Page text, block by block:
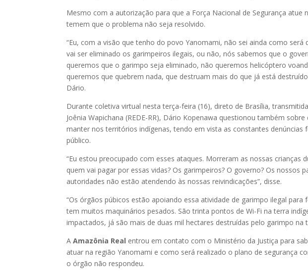
Mesmo com a autorização para que a Força Nacional de Segurança atue
temem que o problema não seja resolvido.
“Eu, com a visão que tenho do povo Yanomami, não sei ainda como será
vai ser eliminado os garimpeiros ilegais, ou não, nós sabemos que o
queremos que o garimpo seja eliminado, não queremos helicóptero
queremos que quebrem nada, que destruam mais do que já está
Dário.
Durante coletiva virtual nesta terça-feira (16), direto de Brasília,
Joênia Wapichana (REDE-RR), Dário Kopenawa questionou também
manter nos territórios indígenas, tendo em vista as constantes
público.
“Eu estou preocupado com esses ataques. Morreram as nossas crianças
quem vai pagar por essas vidas? Os garimpeiros? O governo? Os nossos
autoridades não estão atendendo às nossas reivindicações”, disse.
“Os órgãos púbicos estão apoiando essa atividade de garimpo ilegal
tem muitos maquinários pesados. São trinta pontos de Wi-Fi na terra
impactados, já são mais de duas mil hectares destruídas pelo garimpo na
AAmazônia Real entrou em contato com o Ministério da Justiça para
atuar na região Yanomami e como será realizado o plano de segurança
o órgão não respondeu.